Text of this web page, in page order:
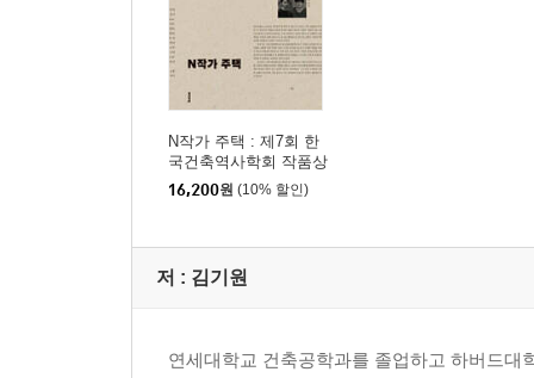
N작가 주택 : 제7회 한
국건축역사학회 작품상
수상작품집
16,200원 (10% 할인)
저 : 김기원
연세대학교 건축공학과를 졸업하고 하버드